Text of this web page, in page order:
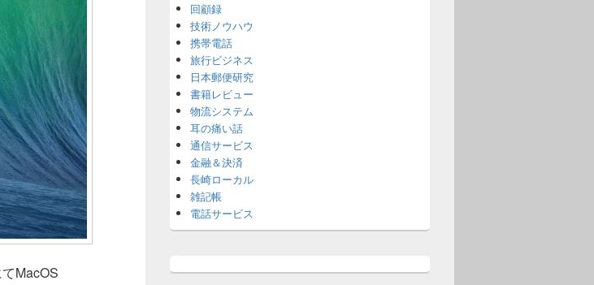
MacOS
回顧録
技術ノウハウ
携帯電話
旅行ビジネス
日本郵便研究
書籍レビュー
物流システム
耳の痛い話
通信サービス
金融＆決済
長崎ローカル
雑記帳
電話サービス